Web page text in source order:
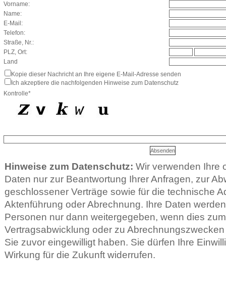
Vorname:
Name:
E-Mail:
Telefon:
Straße, Nr.:
PLZ, Ort:
Land
Kopie dieser Nachricht an Ihre eigene E-Mail-Adresse senden
Ich akzeptiere die nachfolgenden Hinweise zum Datenschutz
Kontrolle*
Hinweise zum Datenschutz: Wir verwenden Ihre
Daten nur zur Beantwortung Ihrer Anfragen, zur
geschlossener Verträge sowie für die technische
Aktenführung oder Abrechnung. Ihre Daten
Personen nur dann weitergegeben, wenn dies
Vertragsabwicklung oder zu
Sie zuvor eingewilligt haben. Sie dürfen Ihre
Wirkung für die Zukunft widerrufen.